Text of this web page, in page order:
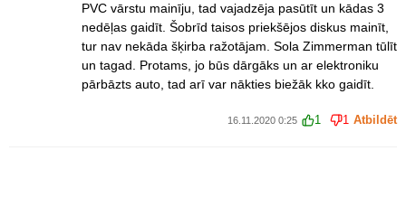
PVC vārstu mainīju, tad vajadzēja pasūtīt un kādas 3
nedēļas gaidīt. Šobrīd taisos priekšējos diskus mainīt,
tur nav nekāda šķirba ražotājam. Sola Zimmerman tūlīt
un tagad. Protams, jo būs dārgāks un ar elektroniku
pārbāzts auto, tad arī var nākties biežāk kko gaidīt.
16.11.2020 0:25 1 1 Atbildēt